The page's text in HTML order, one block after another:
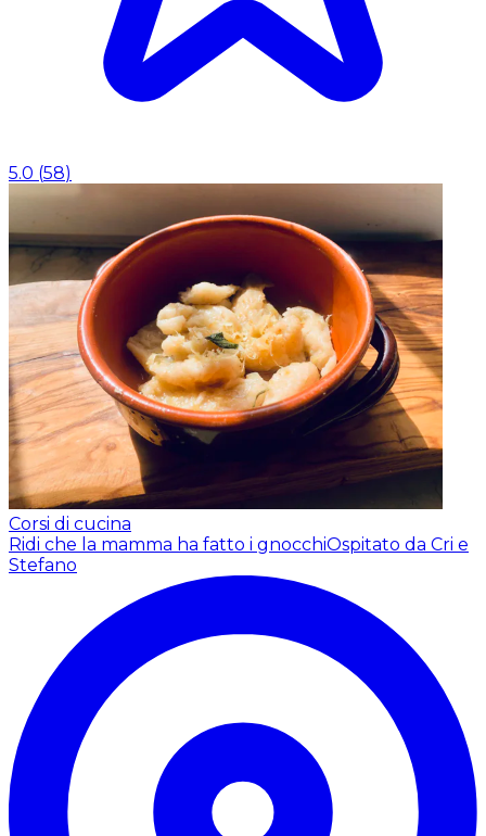
5.0 (58)
Corsi di cucina
Ridi che la mamma ha fatto i gnocchiOspitato da Cri e
Stefano